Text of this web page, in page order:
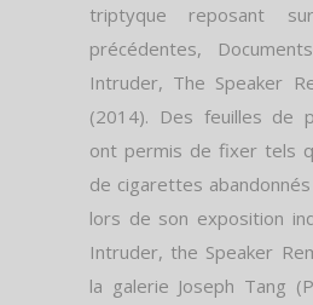
triptyque reposant
précédentes,
Intruder, The Speaker
(2014). Des feuilles de
ont permis de fixer tels
de cigarettes
lors de son exposition
Intruder, the Speaker
la galerie Joseph Tang